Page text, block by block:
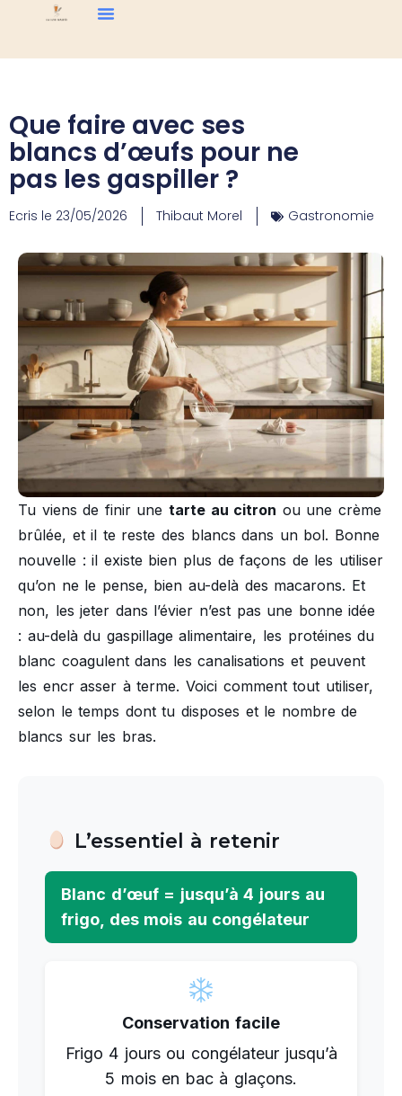
Que faire avec ses
blancs d’œufs pour ne
pas les gaspiller ?
Ecris le 23/05/2026 Thibaut Morel Gastronomie
Tu viens de finir une tarte au citron ou une crème
brûlée, et il te reste des blancs dans un bol. Bonne
nouvelle : il existe bien plus de façons de les utiliser
qu’on ne le pense, bien au-delà des macarons. Et
non, les jeter dans l’évier n’est pas une bonne idée
: au-delà du gaspillage alimentaire, les protéines du
blanc coagulent dans les canalisations et peuvent
les encr asser à terme. Voici comment tout utiliser,
selon le temps dont tu disposes et le nombre de
blancs sur les bras.
L’essentiel à retenir
Blanc d’œuf = jusqu’à 4 jours au
frigo, des mois au congélateur
Conservation facile
Frigo 4 jours ou congélateur jusqu’à
5 mois en bac à glaçons.